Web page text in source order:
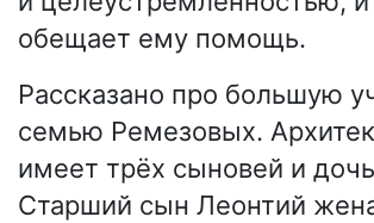
обещает ему помощь.
Рассказано про большую
семью Ремезовых.
имеет трёх сыновей и
Старший сын Леонтий